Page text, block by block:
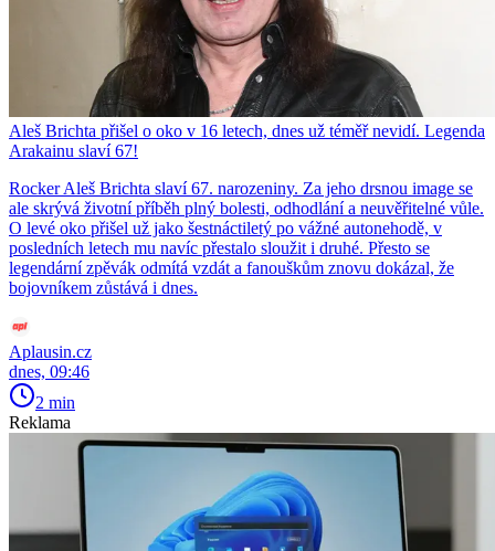
Aleš Brichta přišel o oko v 16 letech, dnes už téměř nevidí. Legenda
Arakainu slaví 67!
Rocker Aleš Brichta slaví 67. narozeniny. Za jeho drsnou image se
ale skrývá životní příběh plný bolesti, odhodlání a neuvěřitelné vůle.
O levé oko přišel už jako šestnáctiletý po vážné autonehodě, v
posledních letech mu navíc přestalo sloužit i druhé. Přesto se
legendární zpěvák odmítá vzdát a fanouškům znovu dokázal, že
bojovníkem zůstává i dnes.
Aplausin.cz
dnes, 09:46
2 min
Reklama